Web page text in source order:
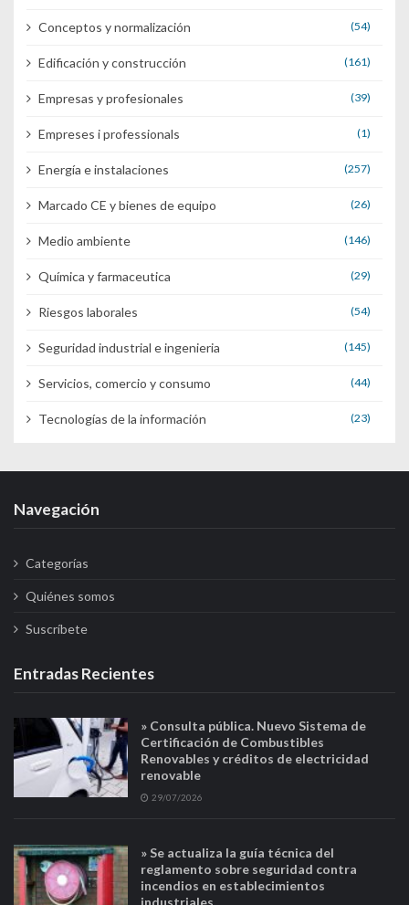
Conceptos y normalización (54)
Edificación y construcción (161)
Empresas y profesionales (39)
Empreses i professionals (1)
Energía e instalaciones (257)
Marcado CE y bienes de equipo (26)
Medio ambiente (146)
Química y farmaceutica (29)
Riesgos laborales (54)
Seguridad industrial e ingenieria (145)
Servicios, comercio y consumo (44)
Tecnologías de la información (23)
Navegación
Categorías
Quiénes somos
Suscríbete
Entradas Recientes
» Consulta pública. Nuevo Sistema de
Certificación de Combustibles
Renovables y créditos de electricidad
renovable
29/07/2026
» Se actualiza la guía técnica del
reglamento sobre seguridad contra
incendios en establecimientos
industriales.